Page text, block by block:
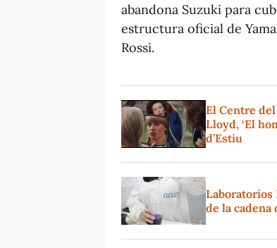
abandona Suzuki para
estructura oficial de
Rossi.
El Centre
Lloyd, ‘El
d’Estiu
de la cadena